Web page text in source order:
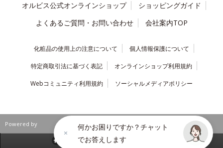
オルビス公式オンラインショップ
ショッピングガイド
よくあるご質問・お問い合わせ
会社案内TOP
化粧品の使用上の注意について 個人情報保護について
特定商取引法に基づく表記 オンラインショップ利用規約
Webコミュニティ利用規約 ソーシャルメディアポリシー
Powered by
何かお困りですか？チャット
でお答えします